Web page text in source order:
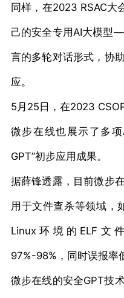
同样，在2023 RSAC大
己的安全专用AI大模型
言的多轮对话形式，协
应。
5月25日，在2023
微步在线也展示了多
GPT”初步应用成果。
据薛锋透露，目前微步
用于文件查杀等领域，
Linux环境的ELF文
97%-98%，同时误报率
微步在线的安全GPT技